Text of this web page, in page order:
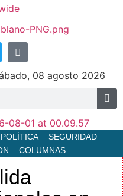
08 agosto 2026
POLÍTICA
SEGURIDAD
COLUMNAS